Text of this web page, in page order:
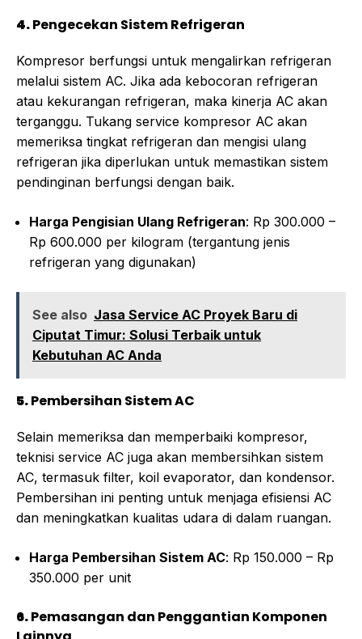
4.Pengecekan Sistem Refrigeran
Kompresor berfungsi untuk mengalirkan refrigeran
melalui sistem AC. Jika ada kebocoran refrigeran
atau kekurangan refrigeran, maka kinerja AC akan
terganggu. Tukang service kompresor AC akan
memeriksa tingkat refrigeran dan mengisi ulang
refrigeran jika diperlukan untuk memastikan sistem
pendinginan berfungsi dengan baik.
Harga Pengisian Ulang Refrigeran: Rp 300.000 –
Rp 600.000 per kilogram (tergantung jenis
refrigeran yang digunakan)
See also Jasa Service AC Proyek Baru di
Ciputat Timur: Solusi Terbaik untuk
Kebutuhan AC Anda
5.Pembersihan Sistem AC
Selain memeriksa dan memperbaiki kompresor,
teknisi service AC juga akan membersihkan sistem
AC, termasuk filter, koil evaporator, dan kondensor.
Pembersihan ini penting untuk menjaga efisiensi AC
dan meningkatkan kualitas udara di dalam ruangan.
Harga Pembersihan Sistem AC: Rp 150.000 – Rp
350.000 per unit
6.Pemasangan dan Penggantian Komponen